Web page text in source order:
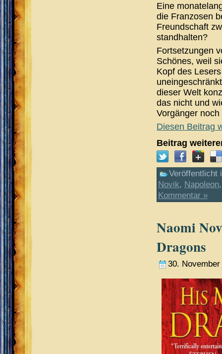
Eine
die Franzosen
Freundschaft
standhalten?
Fortsetzungen
Schönes, weil
Kopf des
dieser Welt
das nicht und
Vorgänger
Diesen Beitrag
Beitrag
Veröffentlicht
Novik, Napoleon
Kommentar »
Naomi
Dragons
30.